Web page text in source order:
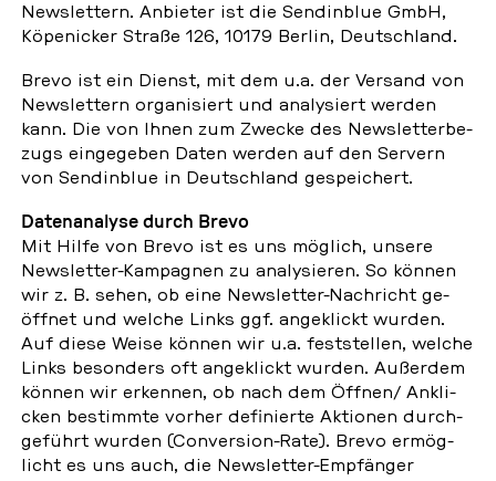
News­let­tern. An­bie­ter ist die Sen­din­blue GmbH,
Kö­pe­ni­cker Straße 126, 10179 Berlin, Deutsch­land.
Brevo ist ein Dienst, mit dem u.a. der Versand von
News­let­tern or­ga­ni­siert und ana­ly­siert werden
kann. Die von Ihnen zum Zwecke des News­let­ter­be­
zugs ein­ge­ge­ben Daten werden auf den Servern
von Sen­din­blue in Deutsch­land ge­spei­chert.
Da­ten­ana­ly­se durch Brevo
Mit Hilfe von Brevo ist es uns möglich, unsere
News­let­ter-Kam­pa­gnen zu ana­ly­sie­ren. So können
wir z. B. sehen, ob eine News­let­ter-Nach­richt ge­
öff­net und welche Links ggf. an­ge­klickt wurden.
Auf diese Weise können wir u.a. fest­stel­len, welche
Links be­son­ders oft an­ge­klickt wurden. Au­ßer­dem
können wir er­ken­nen, ob nach dem Öffnen/ An­kli­
cken be­stimm­te vorher de­fi­nier­te Ak­tio­nen durch­
ge­führt wurden (Con­ver­si­on-Rate). Brevo er­mög­
licht es uns auch, die News­let­ter-Emp­fän­ger